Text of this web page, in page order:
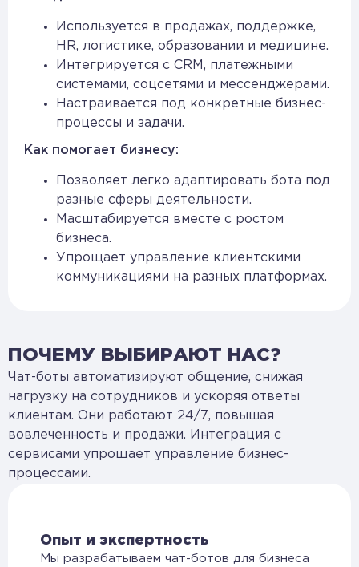
Используется в продажах, поддержке,
HR, логистике, образовании и медицине.
Интегрируется с CRM, платежными
системами, соцсетями и мессенджерами.
Настраивается под конкретные бизнес-
процессы и задачи.
Как помогает бизнесу:
Позволяет легко адаптировать бота под
разные сферы деятельности.
Масштабируется вместе с ростом
бизнеса.
Упрощает управление клиентскими
коммуникациями на разных платформах.
ПОЧЕМУ ВЫБИРАЮТ НАС?
Чат-боты автоматизируют общение, снижая
нагрузку на сотрудников и ускоряя ответы
клиентам. Они работают 24/7, повышая
вовлеченность и продажи. Интеграция с
сервисами упрощает управление бизнес-
процессами.
Опыт и экспертность
Мы разрабатываем чат-ботов для бизнеса